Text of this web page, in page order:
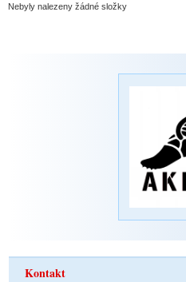
Nebyly nalezeny žádné složky
Kontakt